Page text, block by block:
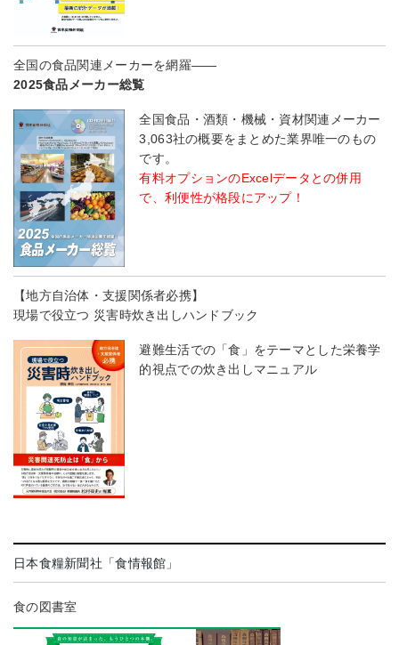
全国の食品関連メーカーを網羅――
2025食品メーカー総覧
全国食品・酒類・機械・資材関連メーカー
3,063社の概要をまとめた業界唯一のもの
です。
有料オプションのExcelデータとの併用
で、利便性が格段にアップ！
【地方自治体・支援関係者必携】
現場で役立つ 災害時炊き出しハンドブック
避難生活での「食」をテーマとした栄養学
的視点での炊き出しマニュアル
日本食糧新聞社「食情報館」
食の図書室